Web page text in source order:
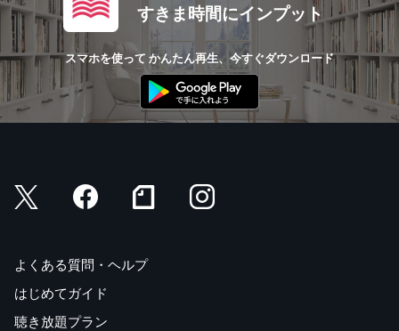
すきま時間にインプット
スマホを使って かんたん再生、今すぐダウンロード
よくある質問・ヘルプ
はじめてガイド
聴き放題プラン